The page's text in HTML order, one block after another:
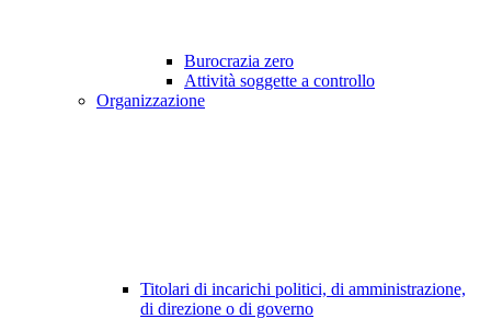
Burocrazia zero
Attività soggette a controllo
Organizzazione
Titolari di incarichi politici, di amministrazione,
di direzione o di governo